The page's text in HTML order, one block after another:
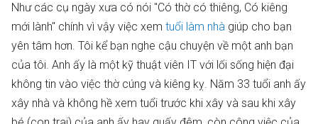
Như các cụ ngày xưa có nói "Có thờ có thiêng, Có kiêng
mới lành" chính vì vậy việc xem tuổi làm nhà giúp cho bạn
yên tâm hơn. Tôi kể bạn nghe cậu chuyện về một anh bạn
của tôi. Anh ấy là một kỹ thuật viên IT với lối sống hiện đại
không tin vào việc thờ cúng và kiêng kỵ. Năm 33 tuổi anh ấy
xây nhà và không hề xem tuổi trước khi xây và sau khi xây